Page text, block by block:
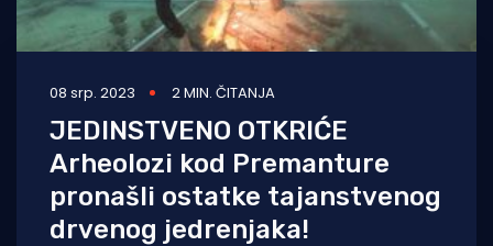
08 srp. 2023 2 MIN. ČITANJA
JEDINSTVENO OTKRIĆE
Arheolozi kod Premanture
pronašli ostatke tajanstvenog
drvenog jedrenjaka!